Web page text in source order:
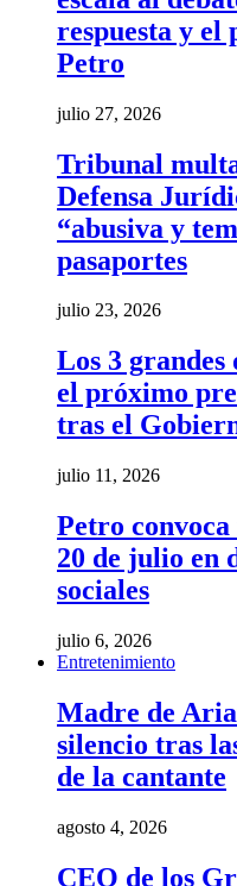
respuesta y el
Petro
julio 27, 2026
Tribunal
Defensa
“abusiva y
pasaportes
julio 23, 2026
Los 3 grandes
el próximo
tras el
julio 11, 2026
Petro
20 de julio en
sociales
julio 6, 2026
Entretenimiento
Madre de
silencio tras
de la cantante
agosto 4, 2026
CEO de los